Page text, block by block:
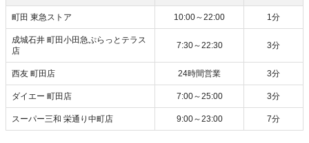
町田 東急ストア 10:00～22:00 1分
成城石井 町田小田急ぷらっとテラス
店
7:30～22:30 3分
西友 町田店 24時間営業 3分
ダイエー 町田店 7:00～25:00 3分
スーパー三和 栄通り中町店 9:00～23:00 7分